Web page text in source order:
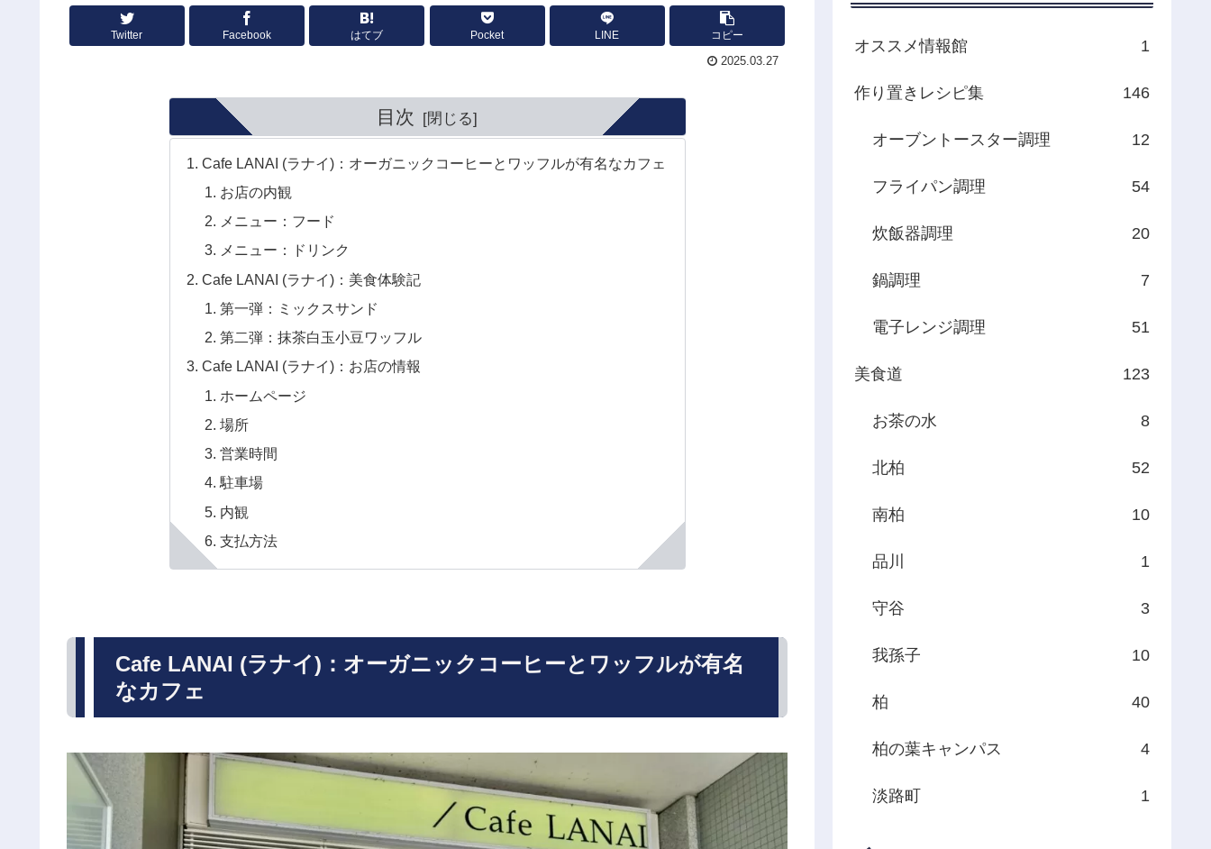
Twitter Facebook はてブ Pocket LINE コピー
2025.03.27
目次
Cafe LANAI (ラナイ)：オーガニックコーヒーとワッフルが有名なカフェ
お店の内観
メニュー：フード
メニュー：ドリンク
Cafe LANAI (ラナイ)：美食体験記
第一弾：ミックスサンド
第二弾：抹茶白玉小豆ワッフル
Cafe LANAI (ラナイ)：お店の情報
ホームページ
場所
営業時間
駐車場
内観
支払方法
Cafe LANAI (ラナイ)：オーガニックコーヒーとワッフルが有名
なカフェ
オススメ情報館 1
作り置きレシピ集 146
オーブントースター調理 12
フライパン調理 54
炊飯器調理 20
鍋調理 7
電子レンジ調理 51
美食道 123
お茶の水 8
北柏 52
南柏 10
品川 1
守谷 3
我孫子 10
柏 40
柏の葉キャンパス 4
淡路町 1